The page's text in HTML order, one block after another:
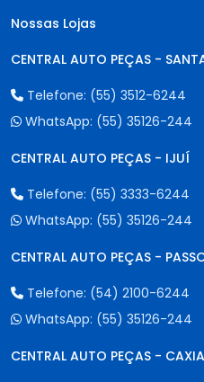
Nossas Lojas
CENTRAL AUTO PEÇAS -
Telefone: (55) 3512-6244
WhatsApp: (55) 35126-244
CENTRAL AUTO PEÇAS - IJUÍ
Telefone: (55) 3333-6244
WhatsApp: (55) 35126-244
CENTRAL AUTO PEÇAS -
Telefone: (54) 2100-6244
WhatsApp: (55) 35126-244
CENTRAL AUTO PEÇAS -